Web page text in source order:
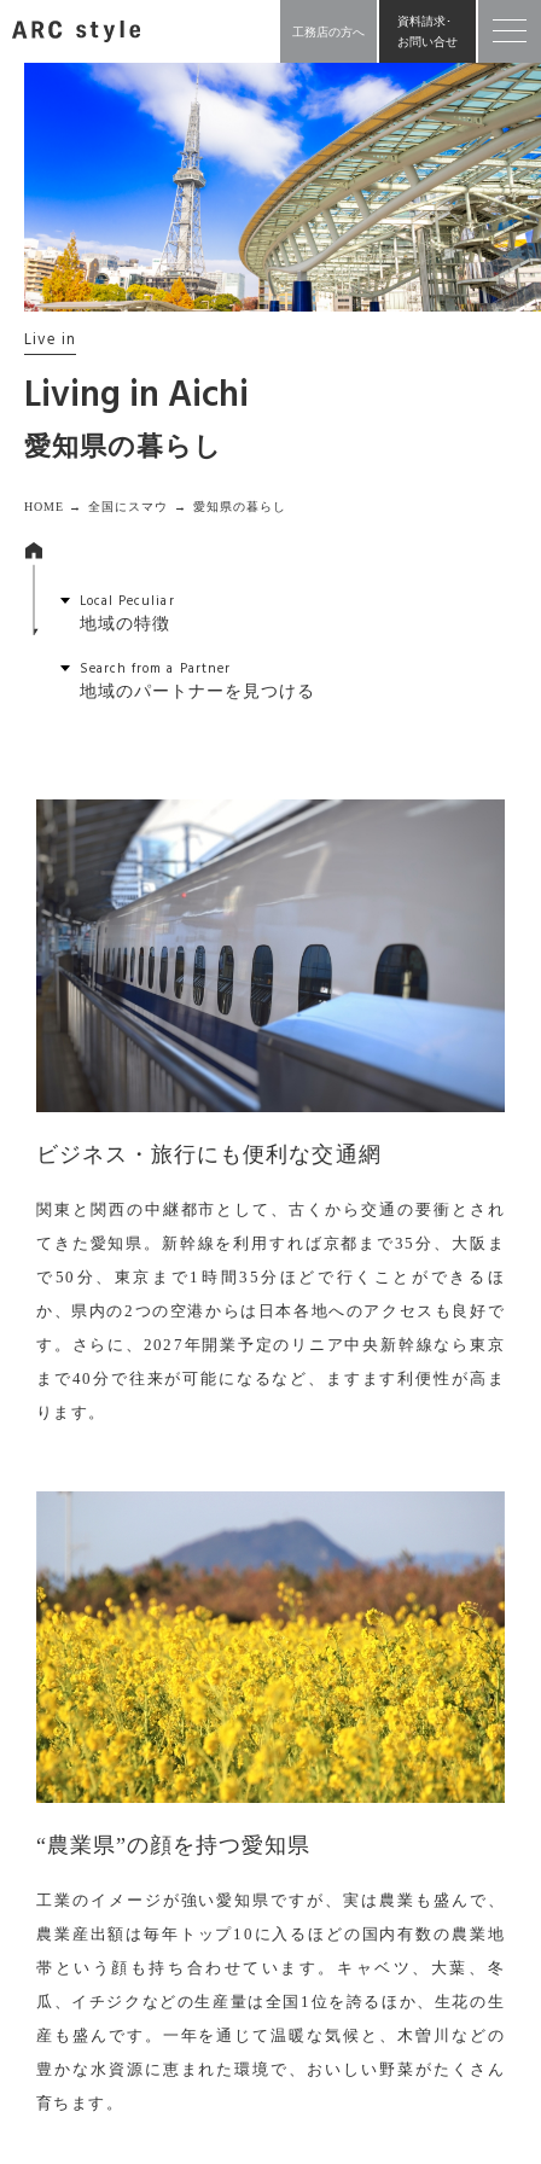
工務店の方へ
資料請求･
お問い合せ
Live in
Living in Aichi
愛知県の暮らし
HOME → 全国にスマウ → 愛知県の暮らし
Local Peculiar
地域の特徴
Search from a Partner
地域のパートナーを見つける
ビジネス・旅行にも便利な交通網
関東と関西の中継都市として、古くから交通の要衝とされ
てきた愛知県。新幹線を利用すれば京都まで35分、大阪ま
で50分、東京まで1時間35分ほどで行くことができるほ
か、県内の2つの空港からは日本各地へのアクセスも良好で
す。さらに、2027年開業予定のリニア中央新幹線なら東京
まで40分で往来が可能になるなど、ますます利便性が高ま
ります。
“農業県”の顔を持つ愛知県
工業のイメージが強い愛知県ですが、実は農業も盛んで、
農業産出額は毎年トップ10に入るほどの国内有数の農業地
帯という顔も持ち合わせています。キャベツ、大葉、冬
瓜、イチジクなどの生産量は全国1位を誇るほか、生花の生
産も盛んです。一年を通じて温暖な気候と、木曽川などの
豊かな水資源に恵まれた環境で、おいしい野菜がたくさん
育ちます。